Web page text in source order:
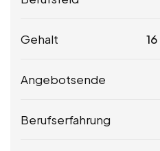
Gehalt 16
Angebotsende
Berufserfahrung